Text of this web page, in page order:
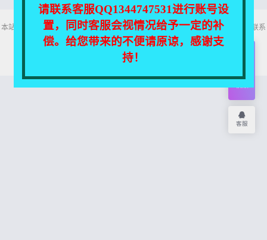
本站所有资源均收集自互联网，仅供个人欣赏交流，如不慎侵犯了您的权益，请联系
我们，我们将尽快处理！
Copyright © 2026 舞主播
请联系客服QQ1344747531进行账号设
置，同时客服会视情况给予一定的补
偿。给您带来的不便请原谅，感谢支
持！
会员
客服